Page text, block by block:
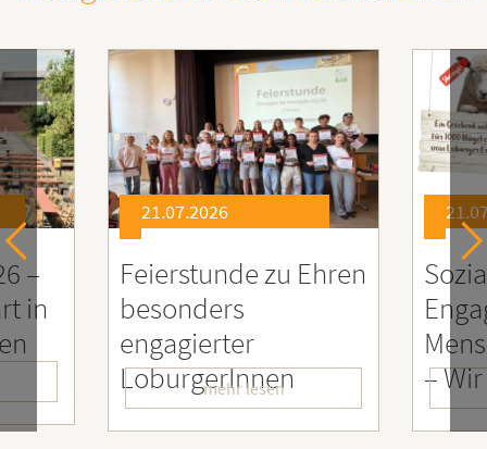
–
in
21.07.2026
Feierstunde zu Ehren
besonders
engagierter
LoburgerInnen
mehr lesen
–